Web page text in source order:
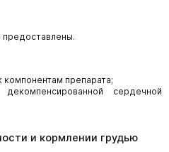
компонентам препарата;
сердечной
и кормлении грудью